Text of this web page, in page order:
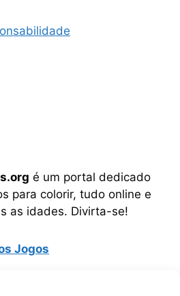
é um portal dedicado
para colorir, tudo online e
as idades. Divirta-se!
Jogos